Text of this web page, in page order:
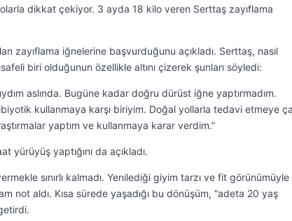
dikkat çekiyor. 3 ayda 18 kilo veren Serttaş zayıflama
zayıflama iğnelerine başvurduğunu açıkladı. Serttaş, nasıl
biri olduğunun özellikle altını çizerek şunları söyledi:
aslında. Bugüne kadar doğru dürüst iğne yaptırmadım.
kullanmaya karşı biriyim. Doğal yollarla tedavi etmeye
yaptım ve kullanmaya karar verdim.”
yürüyüş yaptığını da açıkladı.
sınırlı kalmadı. Yenilediği giyim tarzı ve fit görünümüyle
not aldı. Kısa sürede yaşadığı bu dönüşüm, “adeta 20 yaş